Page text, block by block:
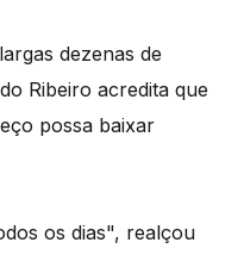
dezenas de
Ribeiro acredita que
possa baixar
os dias", realçou